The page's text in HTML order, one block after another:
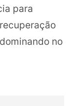
para
no